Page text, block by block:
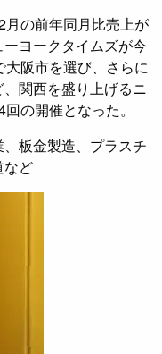
の前年同月比売上が
ヨークタイムズが今
阪市を選び、さらに
関西を盛り上げるニ
の開催となった。
板金製造、プラスチ
など